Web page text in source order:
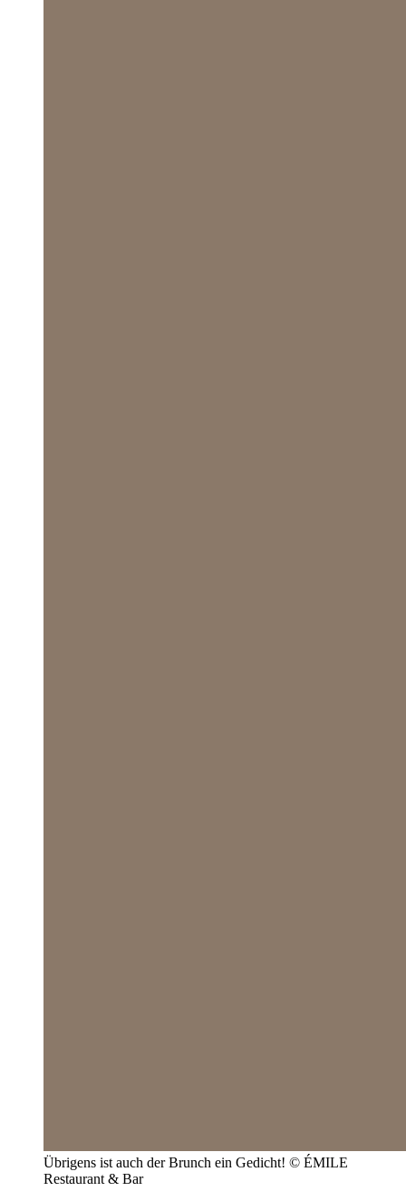
Übrigens ist auch der Brunch ein Gedicht! © ÉMILE
Restaurant & Bar